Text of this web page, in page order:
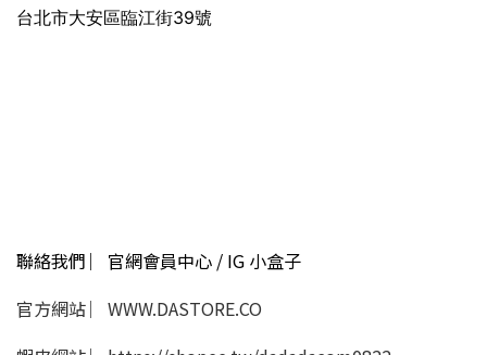
台北市大安區臨江街39號
聯絡我們 ︳官網會員中心 / IG 小盒子
官方網站 ︳WWW.DASTORE.CO